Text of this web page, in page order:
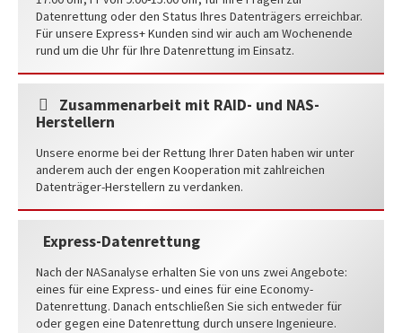
Datenrettung oder den Status Ihres Datenträgers erreichbar.
Für unsere Express+ Kunden sind wir auch am Wochenende
rund um die Uhr für Ihre Datenrettung im Einsatz.
Zusammenarbeit mit RAID- und NAS-
Herstellern
Unsere enorme bei der Rettung Ihrer Daten haben wir unter
anderem auch der engen Kooperation mit zahlreichen
Datenträger-Herstellern zu verdanken.
Express-Datenrettung
Nach der NASanalyse erhalten Sie von uns zwei Angebote:
eines für eine Express- und eines für eine Economy-
Datenrettung. Danach entschließen Sie sich entweder für
oder gegen eine Datenrettung durch unsere Ingenieure.